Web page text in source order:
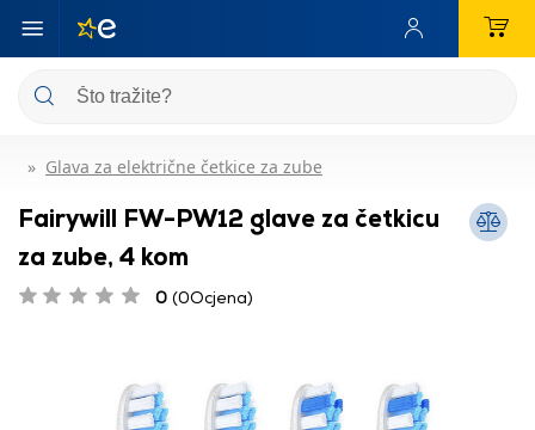
Glava za električne četkice za zube
Fairywill FW-PW12 glave za četkicu
za zube, 4 kom
0 (0Ocjena)